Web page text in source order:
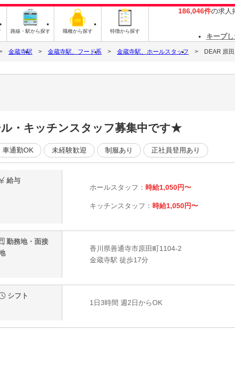
路線・駅から探す 職種から探す 特徴から探す
186,046件の求人
キープ
金蔵寺駅 金蔵寺駅、フード系 金蔵寺駅、ホールスタッフ DEAR 原
・キッチンスタッフ募集中です★
車通勤OK 未経験歓迎 制服あり 正社員登用あり
給与
ホールスタッフ： 時給1,050円〜
キッチンスタッフ： 時給1,050円〜
勤務地・面接
香川県善通寺市原田町1104-2
金蔵寺駅 徒歩17分
シフト
1日3時間 週2日からOK